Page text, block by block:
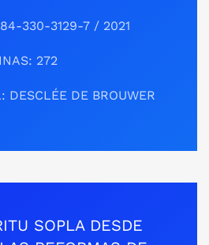
330-3129-7 / 2021
272
DESCLÉE DE BROUWER
SOPLA DESDE